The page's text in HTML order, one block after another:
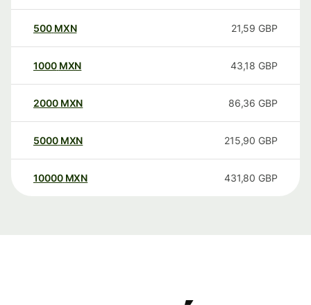
500 MXN 21,59 GBP
1000 MXN 43,18 GBP
2000 MXN 86,36 GBP
5000 MXN 215,90 GBP
10000 MXN 431,80 GBP